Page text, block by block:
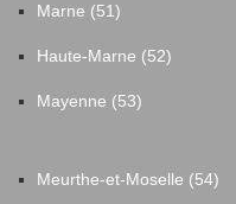
Marne (51)
Haute-Marne (52)
Mayenne (53)
Meurthe-et-Moselle (54)